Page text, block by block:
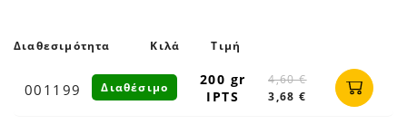
MEDIUM
Petfan
Διαθεσιμότητα Κιλά Τιμή
001199
200 gr
IPTS
4,60 €
3,68 €
Διαθέσιμο